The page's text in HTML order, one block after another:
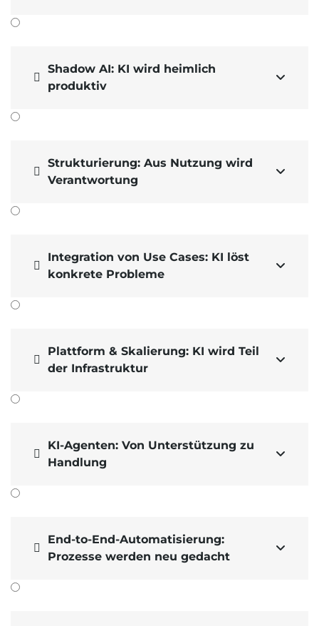

Shadow AI: KI wird heimlich
produktiv


Strukturierung: Aus Nutzung wird
Verantwortung


Integration von Use Cases: KI löst
konkrete Probleme


Plattform & Skalierung: KI wird Teil
der Infrastruktur


KI-Agenten: Von Unterstützung zu
Handlung


End-to-End-Automatisierung:
Prozesse werden neu gedacht
